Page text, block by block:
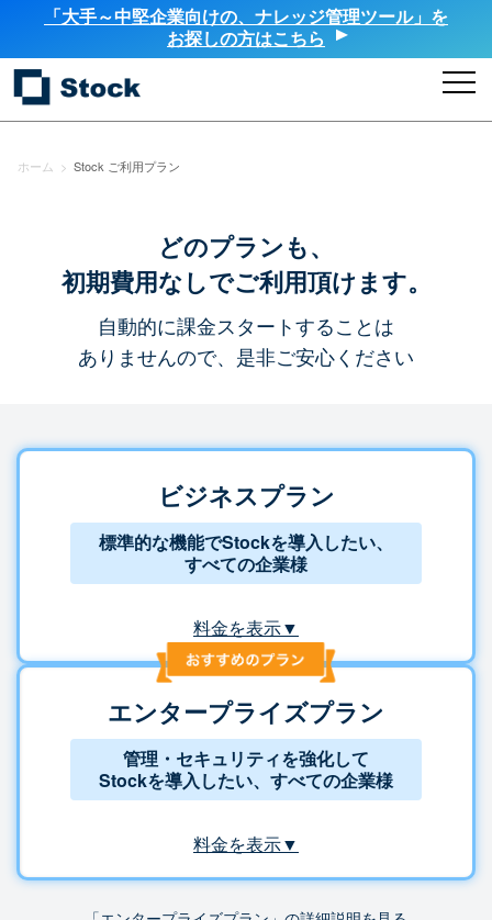
「大手～中堅企業向けの、ナレッジ管理ツール」を
お探しの方はこちら
ホーム > Stock ご利用プラン
どのプランも、
初期費用なしでご利用頂けます。
自動的に課金スタートすることは
ありませんので、是非ご安心ください
ビジネスプラン
標準的な機能でStockを導入したい、
すべての企業様
料金を表示▼
エンタープライズプラン
管理・セキュリティを強化して
Stockを導入したい、すべての企業様
料金を表示▼